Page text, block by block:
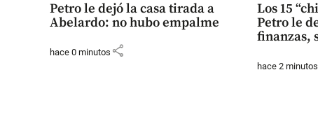
Petro le dejó la casa tirada a
Abelardo: no hubo empalme
hace 0 minutos share
Los 15
Petro le
finanzas,
hace 2 minutos